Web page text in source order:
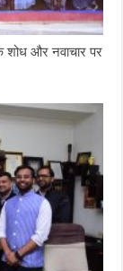
शोध और नवाचार पर